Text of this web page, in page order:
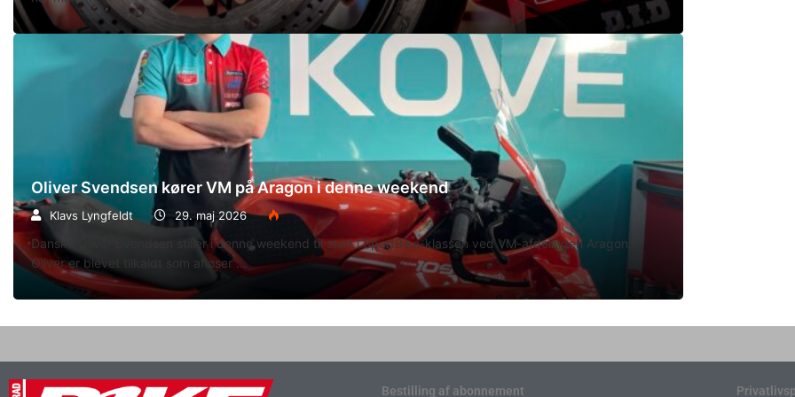
Oliver Svendsen kører VM på Aragon i denne weekend
Klavs Lyngfeldt 29. maj 2026
Danske Oliver Svendsen stiller i denne weekend til start i SportBike-klassen ved VM-afdelingen Aragon.
Oliver er blevet tilkaldt som afløser
Bestilling af abonnement